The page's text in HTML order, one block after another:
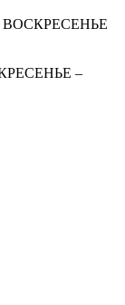
ВОСКРЕСЕНЬЕ
–